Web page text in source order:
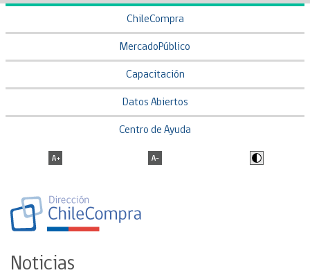
ChileCompra
MercadoPúblico
Capacitación
Datos Abiertos
Centro de Ayuda
Noticias